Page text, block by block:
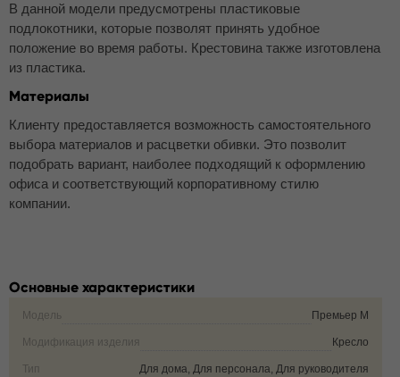
В данной модели предусмотрены пластиковые
подлокотники, которые позволят принять удобное
положение во время работы. Крестовина также изготовлена
из пластика.
Материалы
Клиенту предоставляется возможность самостоятельного
выбора материалов и расцветки обивки. Это позволит
подобрать вариант, наиболее подходящий к оформлению
офиса и соответствующий корпоративному стилю
компании.
Основные характеристики
Модель Премьер М
Модификация изделия Кресло
Тип Для дома, Для персонала, Для руководителя